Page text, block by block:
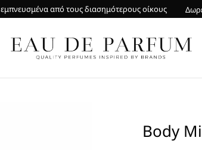
από τους διασημότερους οίκους
Body